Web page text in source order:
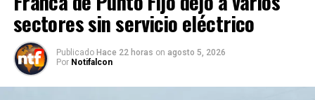
sectores sin servicio eléctrico
Publicado Hace 22 horas on agosto 5, 2026
Por Notifalcon